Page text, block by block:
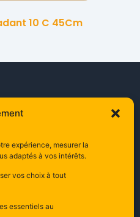
expérience, mesurer la
adaptés à vos intérêts.
vos choix à tout
essentiels au
10 C 45Cm